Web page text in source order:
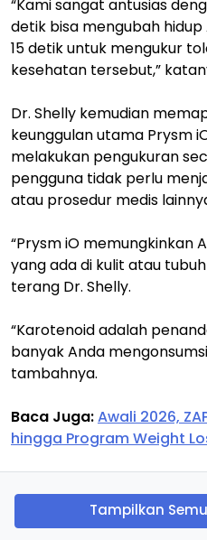
“Kami sangat antusias
detik bisa mengubah
15 detik untuk mengukur
kesehatan tersebut,”
Dr. Shelly kemudian
keunggulan utama Prysm
melakukan pengukuran
pengguna tidak perlu
atau prosedur medis
“Prysm iO memungkinkan
yang ada di kulit atau
terang Dr. Shelly.
“Karotenoid adalah
banyak Anda
tambahnya.
Baca Juga:Awali 2026,
hingga Program Weight
Tampilkan